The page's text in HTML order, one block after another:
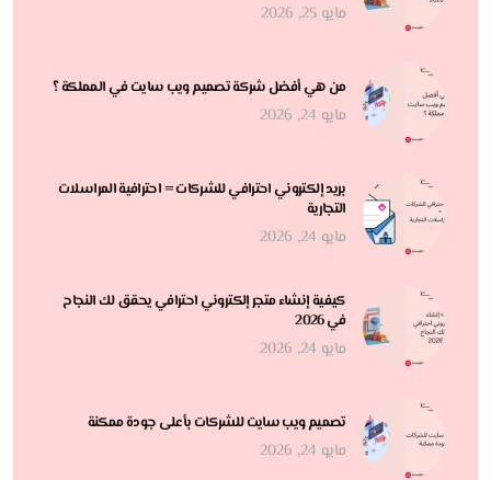
مايو 25, 2026
من هي أفضل شركة تصميم ويب سايت في المملكة ؟
مايو 24, 2026
بريد إلكتروني احترافي للشركات = احترافية المراسلات
التجارية
مايو 24, 2026
كيفية إنشاء متجر إلكتروني احترافي يحقق لك النجاح
في 2026
مايو 24, 2026
تصميم ويب سايت للشركات بأعلى جودة ممكنة
مايو 24, 2026